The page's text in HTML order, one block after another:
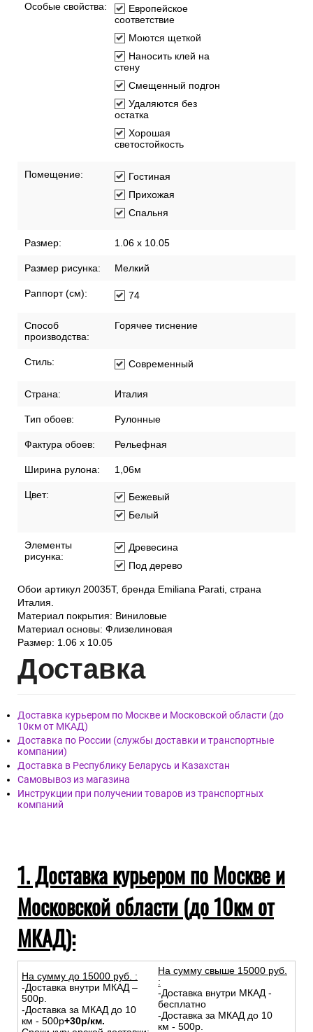
Особые свойства:
Европейское
соответствие
Моются щеткой
Наносить клей на
стену
Смещенный подгон
Удаляются без
остатка
Хорошая
светостойкость
Помещение:
Гостиная
Прихожая
Спальня
Размер: 1.06 x 10.05
Размер рисунка: Мелкий
Раппорт (см): 74
Способ
производства:
Горячее тиснение
Стиль: Современный
Страна: Италия
Тип обоев: Рулонные
Фактура обоев: Рельефная
Ширина рулона: 1,06м
Цвет:
Бежевый
Белый
Элементы
рисунка:
Древесина
Под дерево
Обои артикул 20035T, бренда Emiliana Parati, страна
Италия.
Материал покрытия: Виниловые
Материал основы: Флизелиновая
Размер: 1.06 x 10.05
Доставка
Доставка курьером по Москве и Московской области (до
10км от МКАД)
Доставка по России (службы доставки и транспортные
компании)
Доставка в Республику Беларусь и Казахстан
Самовывоз из магазина
Инструкции при получении товаров из транспортных
компаний
1. Доставка курьером по Москве и
Московской области (до 10км от
МКАД):
На сумму до 15000 руб. :
-Доставка внутри МКАД –
500р.
-Доставка за МКАД до 10
км - 500р+30р/км.
На сумму свыше 15000 руб.
:
-Доставка внутри МКАД -
бесплатно
-Доставка за МКАД до 10
км - 500р.